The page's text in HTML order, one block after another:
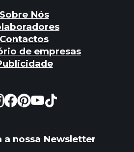
Sobre Nós
Contactos
de empresas
a nossa Newsletter